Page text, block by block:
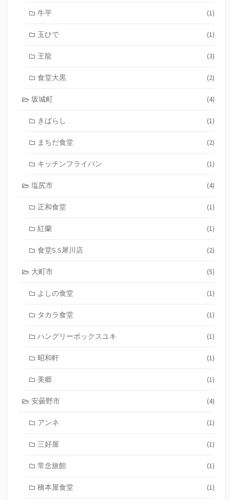
牛平 (1)
玉ひで (1)
王龍 (3)
食堂大黒 (2)
坂城町 (4)
きばらし (1)
まちだ食堂 (2)
キッチンフライパン (1)
塩尻市 (4)
正和食堂 (1)
紅蘭 (1)
食堂S.S犀川店 (2)
大町市 (5)
よしの食堂 (1)
タカラ食堂 (1)
ハングリーボックスユキ (1)
昭和軒 (1)
美郷 (1)
安曇野市 (4)
アンネ (1)
三好屋 (1)
常念旅館 (1)
橋本屋食堂 (1)